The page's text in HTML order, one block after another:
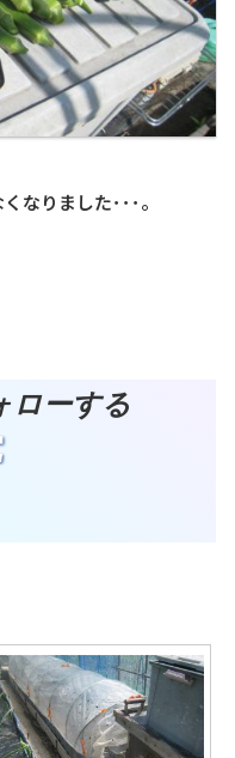
なりました･･･。
ローする